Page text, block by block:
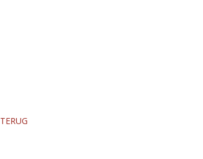
TERUG